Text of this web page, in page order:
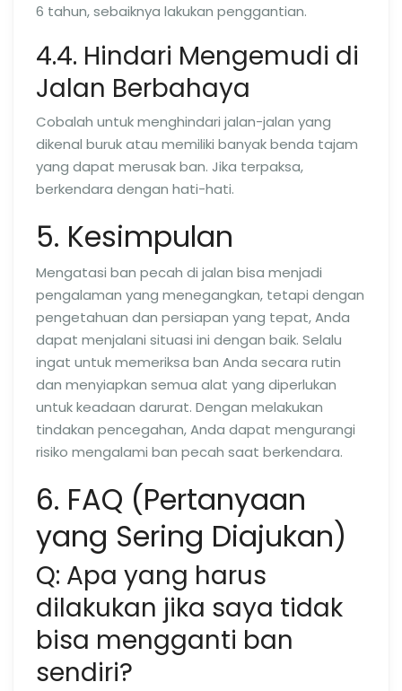
6 tahun, sebaiknya lakukan penggantian.
4.4. Hindari Mengemudi di
Jalan Berbahaya
Cobalah untuk menghindari jalan-jalan yang
dikenal buruk atau memiliki banyak benda tajam
yang dapat merusak ban. Jika terpaksa,
berkendara dengan hati-hati.
5. Kesimpulan
Mengatasi ban pecah di jalan bisa menjadi
pengalaman yang menegangkan, tetapi dengan
pengetahuan dan persiapan yang tepat, Anda
dapat menjalani situasi ini dengan baik. Selalu
ingat untuk memeriksa ban Anda secara rutin
dan menyiapkan semua alat yang diperlukan
untuk keadaan darurat. Dengan melakukan
tindakan pencegahan, Anda dapat mengurangi
risiko mengalami ban pecah saat berkendara.
6. FAQ (Pertanyaan
yang Sering Diajukan)
Q: Apa yang harus
dilakukan jika saya tidak
bisa mengganti ban
sendiri?